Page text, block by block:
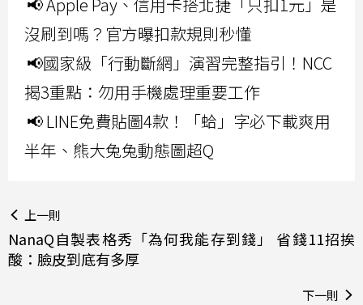
沒刷到嗎？官方曝扣款規則秒懂
📢國家級「行動斷網」演習完整指引！NCC
揭3重點：勿用手機處理重要工作
📢 LINE免費貼圖4款！「蛤」字必下載爽用
半年、熊大兔兔動態圖超Q
上一則
NanaQ自製表格秀「為何我能存到錢」 省錢11招挨
酸：臉皮到底有多厚
下一則